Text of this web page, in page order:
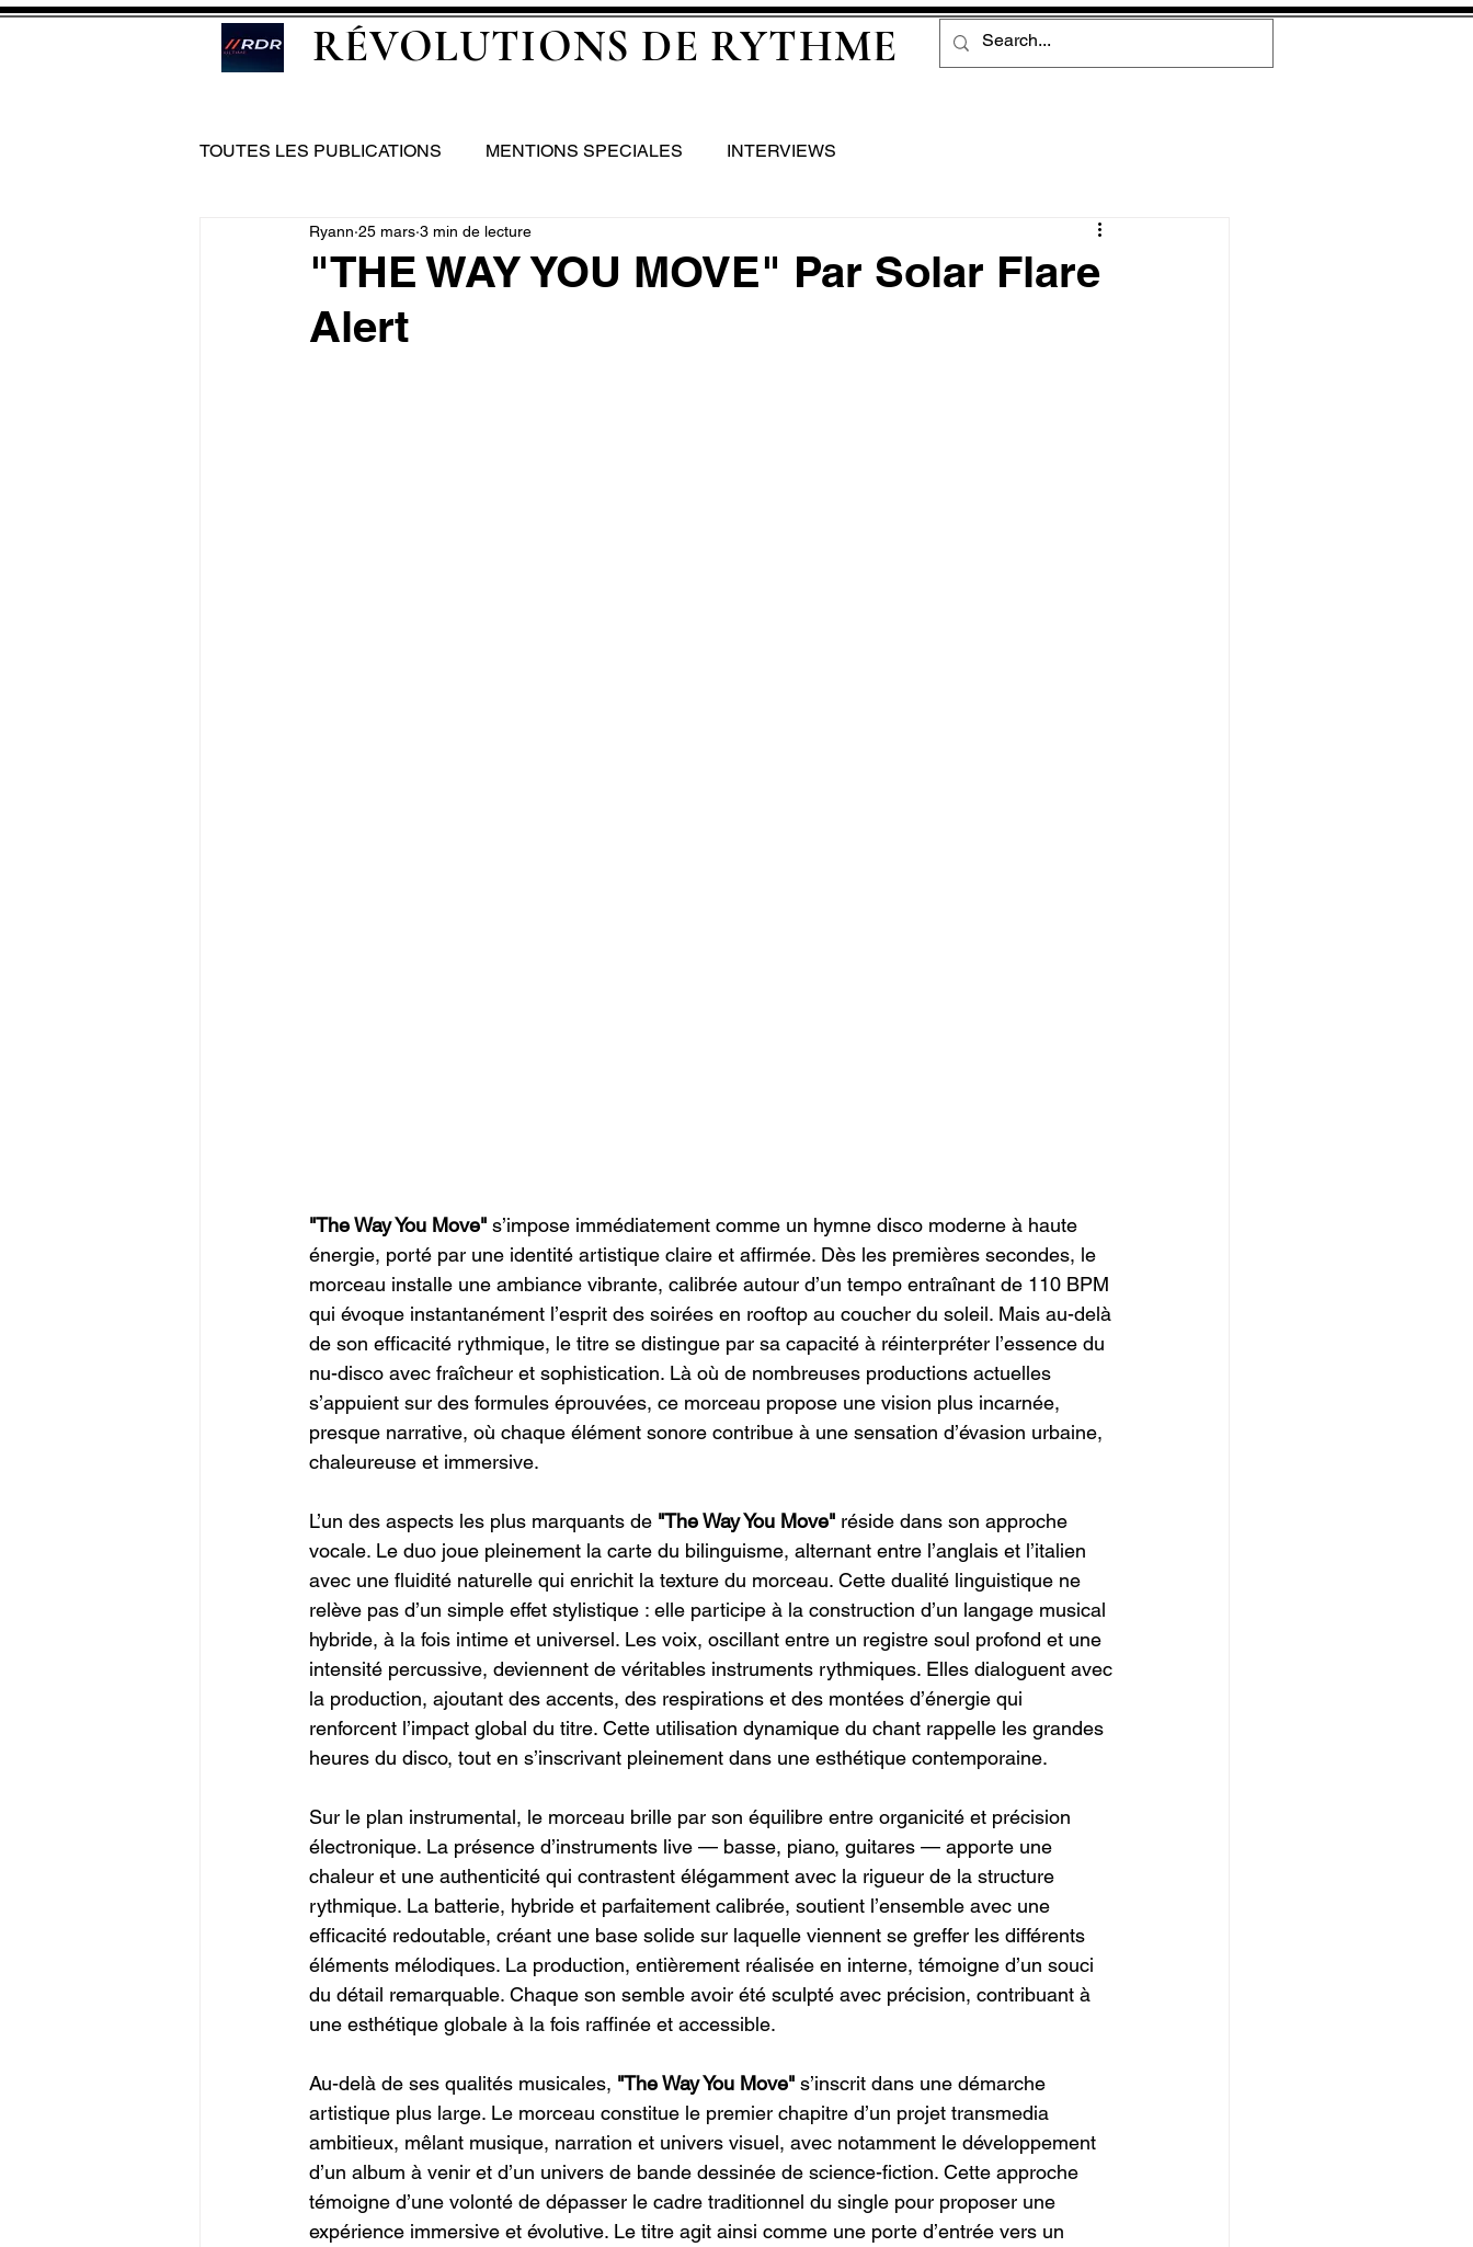
RÉVOLUTIONS DE RYTHME
TOUTES LES PUBLICATIONS MENTIONS SPECIALES INTERVIEWS
"THE WAY YOU MOVE" Par Solar Flare
Alert
Ryann 25 mars 3 min de lecture
"The Way You Move" s’impose immédiatement comme un hymne disco moderne à haute
énergie, porté par une identité artistique claire et affirmée. Dès les premières secondes, le
morceau installe une ambiance vibrante, calibrée autour d’un tempo entraînant de 110 BPM
qui évoque instantanément l’esprit des soirées en rooftop au coucher du soleil. Mais au-delà
de son efficacité rythmique, le titre se distingue par sa capacité à réinterpréter l’essence du
nu-disco avec fraîcheur et sophistication. Là où de nombreuses productions actuelles
s’appuient sur des formules éprouvées, ce morceau propose une vision plus incarnée,
presque narrative, où chaque élément sonore contribue à une sensation d’évasion urbaine,
chaleureuse et immersive.
L’un des aspects les plus marquants de "The Way You Move" réside dans son approche
vocale. Le duo joue pleinement la carte du bilinguisme, alternant entre l’anglais et l’italien
avec une fluidité naturelle qui enrichit la texture du morceau. Cette dualité linguistique ne
relève pas d’un simple effet stylistique : elle participe à la construction d’un langage musical
hybride, à la fois intime et universel. Les voix, oscillant entre un registre soul profond et une
intensité percussive, deviennent de véritables instruments rythmiques. Elles dialoguent avec
la production, ajoutant des accents, des respirations et des montées d’énergie qui
renforcent l’impact global du titre. Cette utilisation dynamique du chant rappelle les grandes
heures du disco, tout en s’inscrivant pleinement dans une esthétique contemporaine.
Sur le plan instrumental, le morceau brille par son équilibre entre organicité et précision
électronique. La présence d’instruments live — basse, piano, guitares — apporte une
chaleur et une authenticité qui contrastent élégamment avec la rigueur de la structure
rythmique. La batterie, hybride et parfaitement calibrée, soutient l’ensemble avec une
efficacité redoutable, créant une base solide sur laquelle viennent se greffer les différents
éléments mélodiques. La production, entièrement réalisée en interne, témoigne d’un souci
du détail remarquable. Chaque son semble avoir été sculpté avec précision, contribuant à
une esthétique globale à la fois raffinée et accessible.
Au-delà de ses qualités musicales, "The Way You Move" s’inscrit dans une démarche
artistique plus large. Le morceau constitue le premier chapitre d’un projet transmedia
ambitieux, mêlant musique, narration et univers visuel, avec notamment le développement
d’un album à venir et d’un univers de bande dessinée de science-fiction. Cette approche
témoigne d’une volonté de dépasser le cadre traditionnel du single pour proposer une
expérience immersive et évolutive. Le titre agit ainsi comme une porte d’entrée vers un